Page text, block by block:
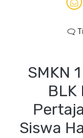
SMKN
Siswa